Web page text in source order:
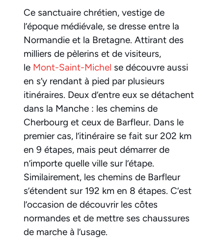
Ce sanctuaire chrétien, vestige de
l’époque médiévale, se dresse entre la
Normandie et la Bretagne. Attirant des
milliers de pèlerins et de visiteurs,
le Mont-Saint-Michel se découvre aussi
en s’y rendant à pied par plusieurs
itinéraires. Deux d’entre eux se détachent
dans la Manche : les chemins de
Cherbourg et ceux de Barfleur. Dans le
premier cas, l’itinéraire se fait sur 202 km
en 9 étapes, mais peut démarrer de
n’importe quelle ville sur l’étape.
Similairement, les chemins de Barfleur
s’étendent sur 192 km en 8 étapes. C’est
l’occasion de découvrir les côtes
normandes et de mettre ses chaussures
de marche à l’usage.